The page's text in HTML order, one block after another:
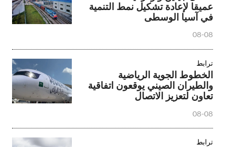
عميقا لإعادة تشكيل نمط التنمية
في آسيا الوسطى
08-08
ترابط
الخطوط الجوية الرياضية
والطيران الصيني يوقعون اتفاقية
تعاون لتعزيز الاتصال
08-08
ترابط